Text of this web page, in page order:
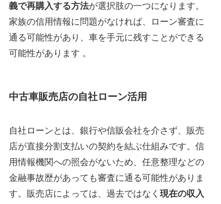
義で再購入する方法が選択肢の一つになります。
家族の信用情報に問題がなければ、ローン審査に
通る可能性があり、車を手元に残すことができる
可能性があります 。
中古車販売店の自社ローン活用
自社ローンとは、銀行や信販会社を介さず、販売
店が直接分割支払いの契約を結ぶ仕組みです。信
用情報機関への照会がないため、任意整理などの
金融事故歴があっても審査に通る可能性がありま
す。販売店によっては、過去ではなく 現在の収入